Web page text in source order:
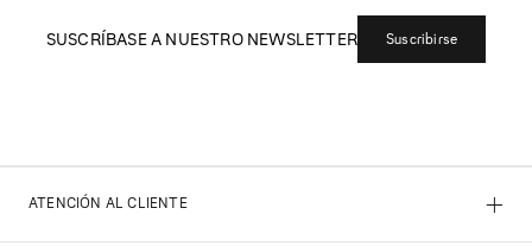
SUSCRÍBASE A NUESTRO NEWSLETTER Suscribirse
ATENCIÓN AL CLIENTE +